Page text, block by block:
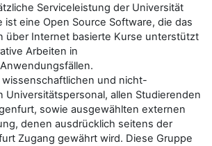
Serviceleistung der Universität
ist eine Open Source Software, die das
über Internet basierte Kurse unterstützt
Arbeiten in
und nicht-
Universitätspersonal, allen Studierenden
sowie ausgewählten externen
denen ausdrücklich seitens der
Zugang gewährt wird. Diese Gruppe